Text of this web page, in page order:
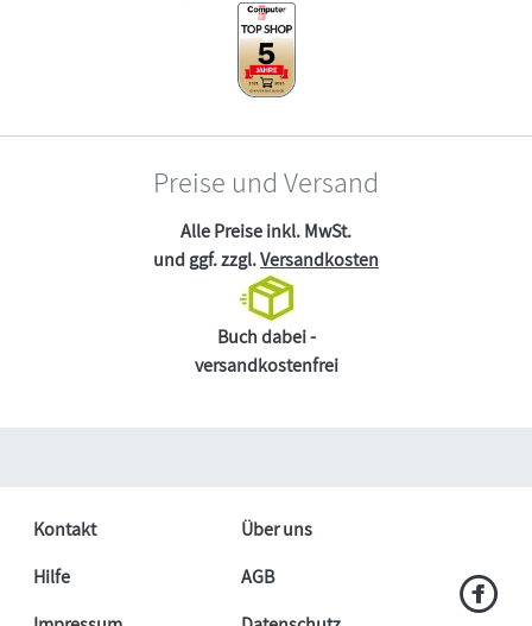
Preise und Versand
Alle Preise inkl. MwSt.
und ggf. zzgl.Versandkosten
Buch dabei -
versandkostenfrei
Kontakt
Über uns
Hilfe
AGB